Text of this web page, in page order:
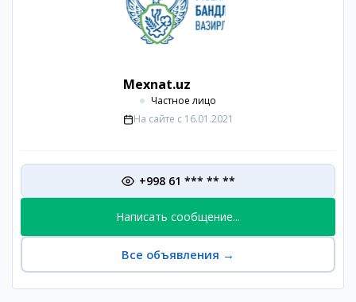
Mexnat.uz
Частное лицо
На сайте с 16.01.2021
+998 61 *** ** **
Написать сообщение...
Все объявления →